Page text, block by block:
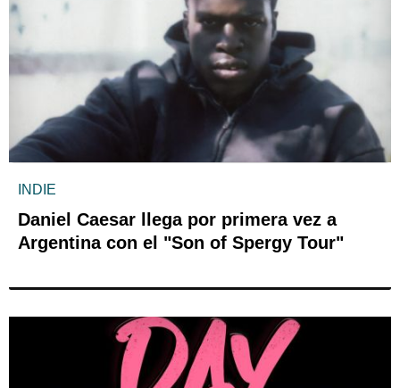
INDIE
Daniel Caesar llega por primera vez a
Argentina con el "Son of Spergy Tour"